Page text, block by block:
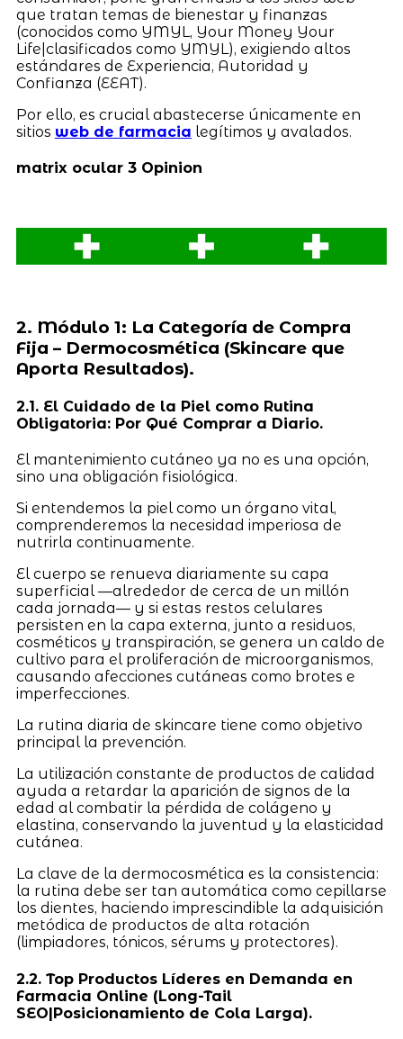
que tratan temas de bienestar y finanzas
(conocidos como YMYL, Your Money Your
Life|clasificados como YMYL), exigiendo altos
estándares de Experiencia, Autoridad y
Confianza (EEAT).
Por ello, es crucial abastecerse únicamente en
sitios web de farmacia legítimos y avalados.
matrix ocular 3 Opinion
2. Módulo 1: La Categoría de Compra
Fija – Dermocosmética (Skincare que
Aporta Resultados).
2.1. El Cuidado de la Piel como Rutina
Obligatoria: Por Qué Comprar a Diario.
El mantenimiento cutáneo ya no es una opción,
sino una obligación fisiológica.
Si entendemos la piel como un órgano vital,
comprenderemos la necesidad imperiosa de
nutrirla continuamente.
El cuerpo se renueva diariamente su capa
superficial —alrededor de cerca de un millón
cada jornada— y si estas restos celulares
persisten en la capa externa, junto a residuos,
cosméticos y transpiración, se genera un caldo de
cultivo para el proliferación de microorganismos,
causando afecciones cutáneas como brotes e
imperfecciones.
La rutina diaria de skincare tiene como objetivo
principal la prevención.
La utilización constante de productos de calidad
ayuda a retardar la aparición de signos de la
edad al combatir la pérdida de colágeno y
elastina, conservando la juventud y la elasticidad
cutánea.
La clave de la dermocosmética es la consistencia:
la rutina debe ser tan automática como cepillarse
los dientes, haciendo imprescindible la adquisición
metódica de productos de alta rotación
(limpiadores, tónicos, sérums y protectores).
2.2. Top Productos Líderes en Demanda en
Farmacia Online (Long-Tail
SEO|Posicionamiento de Cola Larga).